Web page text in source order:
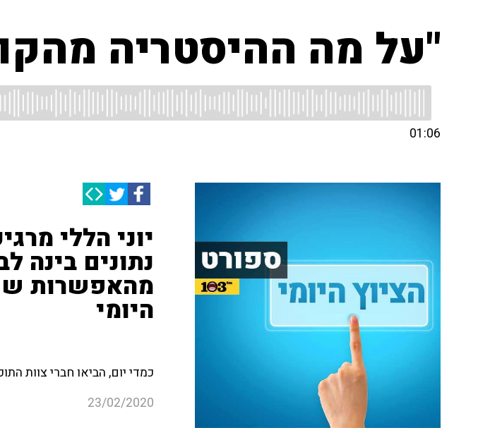
"על מה ההיסטריה
01:06
יוני הללי
נתונים בינה
מהאפשרות
היומי
כמדי יום, הביאו חברי צוות
23/02/2020